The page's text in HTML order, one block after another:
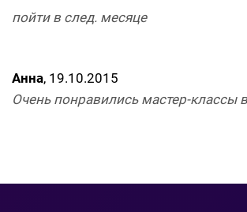
пойти в след. месяце
Анна, 19.10.2015
Очень понравились мастер-классы